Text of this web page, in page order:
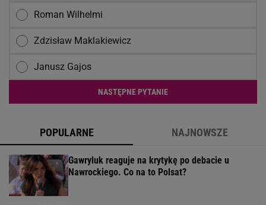
Roman Wilhelmi
Zdzisław Maklakiewicz
Janusz Gajos
NASTĘPNE PYTANIE
POPULARNE NAJNOWSZE
Gawryluk reaguje na krytykę po debacie u
Nawrockiego. Co na to Polsat?